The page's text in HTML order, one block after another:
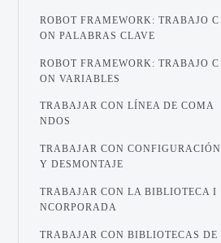
ROBOT FRAMEWORK: TRABAJO C
ON PALABRAS CLAVE
ROBOT FRAMEWORK: TRABAJO C
ON VARIABLES
TRABAJAR CON LÍNEA DE COMA
NDOS
TRABAJAR CON CONFIGURACIÓN
Y DESMONTAJE
TRABAJAR CON LA BIBLIOTECA I
NCORPORADA
TRABAJAR CON BIBLIOTECAS DE